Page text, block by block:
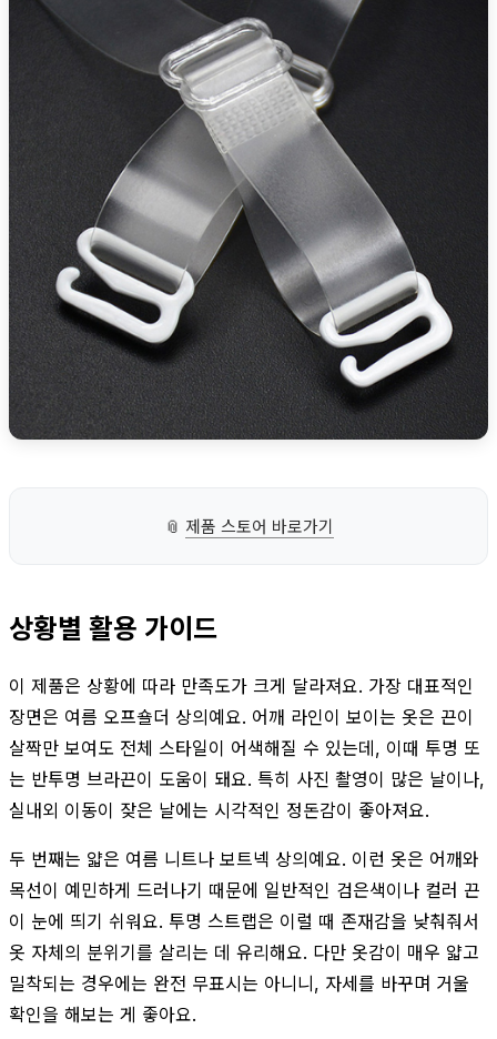
📎 제품 스토어 바로가기
상황별 활용 가이드
이 제품은 상황에 따라 만족도가 크게 달라져요. 가장 대표적인
장면은 여름 오프숄더 상의예요. 어깨 라인이 보이는 옷은 끈이
살짝만 보여도 전체 스타일이 어색해질 수 있는데, 이때 투명 또
는 반투명 브라끈이 도움이 돼요. 특히 사진 촬영이 많은 날이나,
실내외 이동이 잦은 날에는 시각적인 정돈감이 좋아져요.
두 번째는 얇은 여름 니트나 보트넥 상의예요. 이런 옷은 어깨와
목선이 예민하게 드러나기 때문에 일반적인 검은색이나 컬러 끈
이 눈에 띄기 쉬워요. 투명 스트랩은 이럴 때 존재감을 낮춰줘서
옷 자체의 분위기를 살리는 데 유리해요. 다만 옷감이 매우 얇고
밀착되는 경우에는 완전 무표시는 아니니, 자세를 바꾸며 거울
확인을 해보는 게 좋아요.